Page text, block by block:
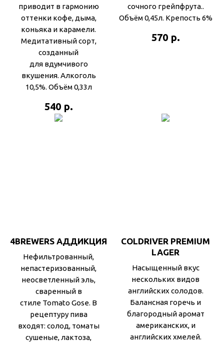
приводит в гармонию
оттенки кофе, дыма,
коньяка и карамели.
Медитативный сорт,
созданный
для вдумчивого
вкушения. Алкоголь
10,5%. Объём 0,33л
540 р.
сочного грейпфрута..
Объём 0,45л. Крепость 6%
570 р.
4BREWERS АДДИКЦИЯ
Нефильтрованный,
непастеризованный,
неосветленный эль,
сваренный в
стиле Tomato Gose. В
рецептуру пива
входят: солод, томаты
сушеные, лактоза,
COLDRIVER PREMIUM
LAGER
Насыщенный вкус
нескольких видов
английских солодов.
Балансная горечь и
благородный аромат
американских, и
английских хмелей.